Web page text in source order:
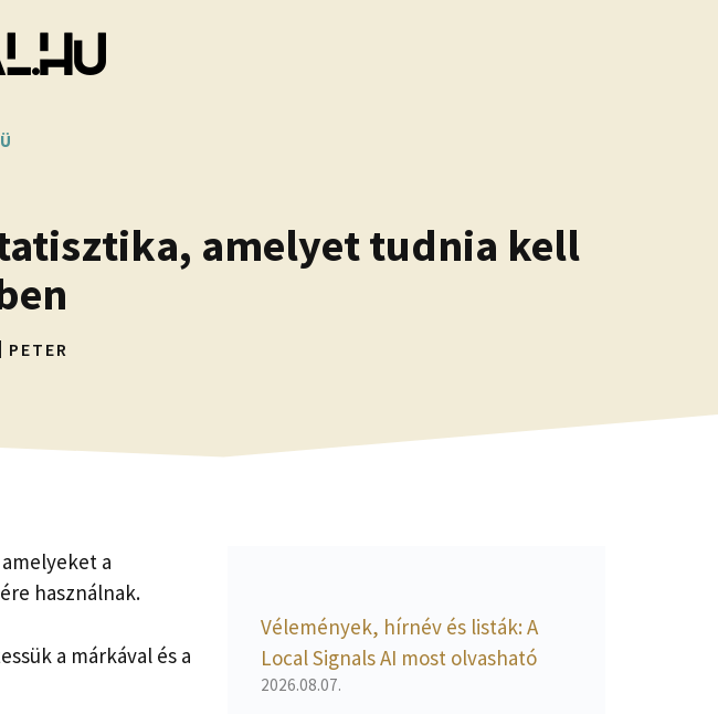
amelyet tudnia kell
PETER
a
használnak.
a márkával és a
Vélemények, hírnév és listák: A
Local Signals AI most olvasható
2026.08.07.